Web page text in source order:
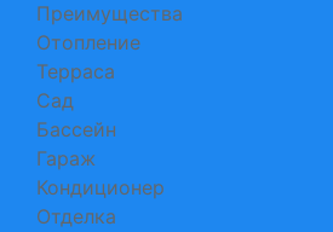
Преимущества
Отопление
Терраса
Сад
Бассейн
Гараж
Кондиционер
Отделка